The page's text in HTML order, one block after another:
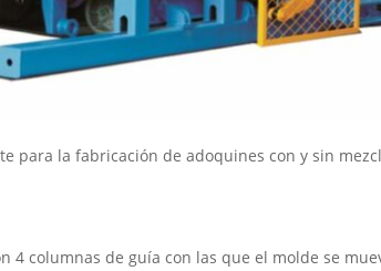
para la fabricación de adoquines con y sin
4 columnas de guía con las que el molde se